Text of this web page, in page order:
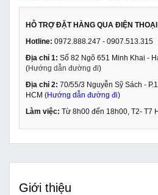
HỖ TRỢ ĐẶT HÀNG QUA ĐIỆN
Hotline: 0972.888.247 - 0907.513.315
Địa chỉ 1: Số 82 Ngõ 651 Minh Khai -
(Hướng dẫn đường đi)
Địa chỉ 2: 70/55/3 Nguyễn Sỹ Sách -
HCM (Hướng dẫn đường đi)
Làm việc: Từ 8h00 đến 18h00, T2- T7
Giới thiệu